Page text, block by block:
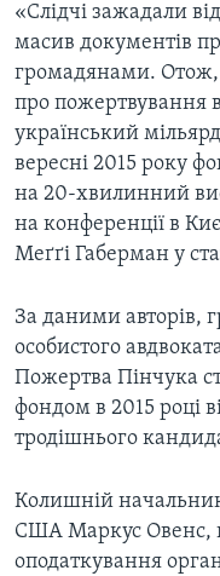
«Слідчі зажадали
масив документів
громадянами. Отож,
про пожертвування
український
вересні 2015 року
на 20-хвилинний
на конференції в
Меґґі Габерман у
За даними авторів,
особистого
Пожертва Пінчука
фондом в 2015 році
тродішнього
Колишній
США Маркус Овенс,
оподаткування